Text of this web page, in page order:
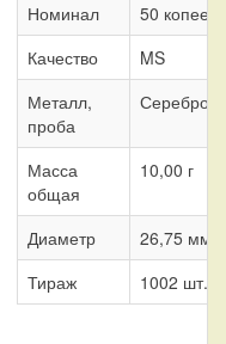
Номинал
50 копеек
Качество
MS
Металл,
проба
Серебро
Масса
общая
10,00 г
Диаметр
26,75 мм
Тираж
1002 шт.